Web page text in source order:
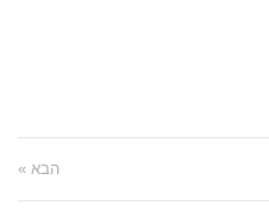
הבא »